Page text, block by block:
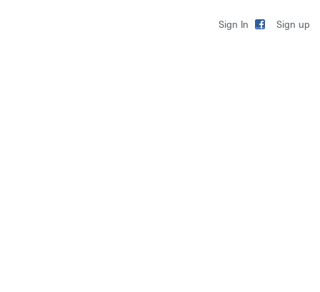
Sign In Sign up